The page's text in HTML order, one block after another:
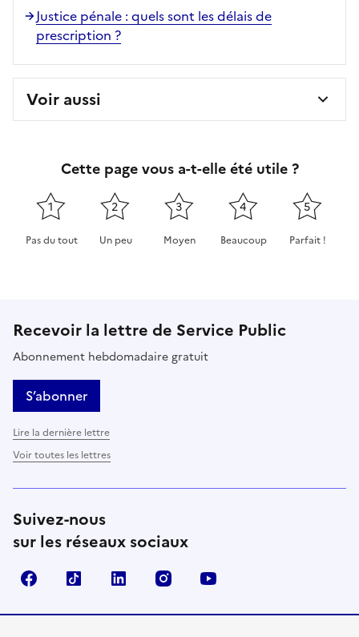
Justice pénale : quels sont les délais de
prescription ?
Voir aussi
Cette page vous a-t-elle été utile ?
1
Pas du tout
2
Un peu
3
Moyen
4
Beaucoup
5
Parfait !
Recevoir la lettre de Service Public
Abonnement hebdomadaire gratuit
S’abonner
Lire la dernière lettre
Voir toutes les lettres
Suivez-nous
sur les réseaux sociaux
FacebookTikTok LinkedIn Instagram